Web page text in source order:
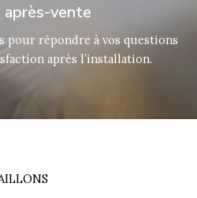
après-vente
pour répondre à vos questions
après l’installation.